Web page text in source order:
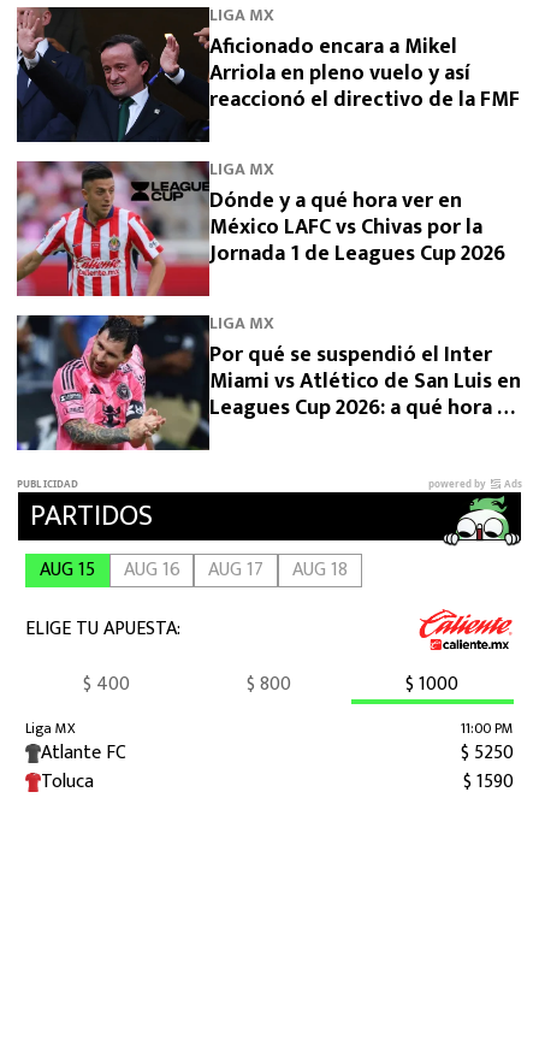
LIGA MX
Aficionado encara a Mikel
Arriola en pleno vuelo y así
reaccionó el directivo de la FMF
LIGA MX
Dónde y a qué hora ver en
México LAFC vs Chivas por la
Jornada 1 de Leagues Cup 2026
LIGA MX
Por qué se suspendió el Inter
Miami vs Atlético de San Luis en
Leagues Cup 2026: a qué hora se